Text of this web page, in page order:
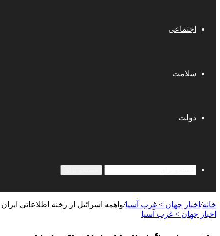
اجتماعی
سلامت
دولت
خانه/ اخبار جهان > غرب آسیا/واهمه اسرائیل از رخنه اطلاعاتی ایران
اخبار جهان > غرب آسیا